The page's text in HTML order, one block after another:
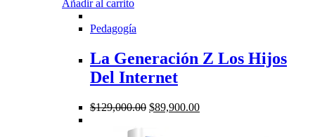
Añadir al carrito
Pedagogía
La Generación Z Los Hijos
Del Internet
$129,000.00 El
$89,900.00El